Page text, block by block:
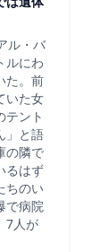
ル・バ
ルにわ
た。前
いた女
テント
」と語
の隣で
るはず
ちのい
で病院
7人が